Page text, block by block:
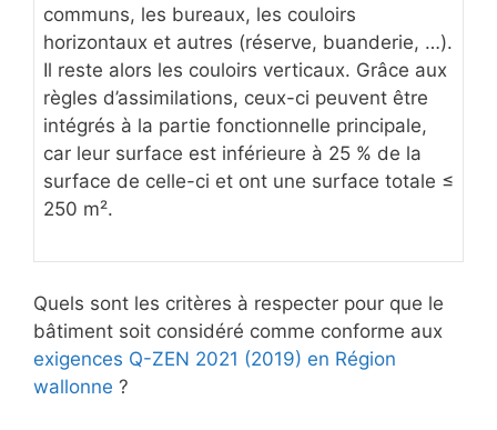
communs, les bureaux, les couloirs
horizontaux et autres (réserve, buanderie, …).
Il reste alors les couloirs verticaux. Grâce aux
règles d’assimilations, ceux-ci peuvent être
intégrés à la partie fonctionnelle principale,
car leur surface est inférieure à 25 % de la
surface de celle-ci et ont une surface totale ≤
250 m².
Quels sont les critères à respecter pour que le
bâtiment soit considéré comme conforme aux
exigences Q-ZEN 2021 (2019) en Région
wallonne ?